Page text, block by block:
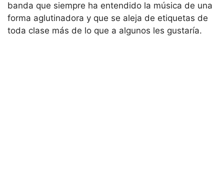
banda que siempre ha entendido la música de una
forma aglutinadora y que se aleja de etiquetas de
toda clase más de lo que a algunos les gustaría.